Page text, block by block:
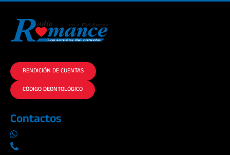
RENDICIÓN DE CUENTAS
CÓDIGO DEONTOLÓGICO
Contactos